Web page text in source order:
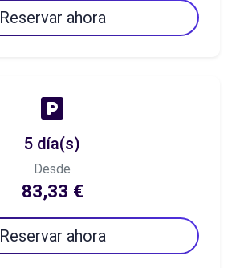
Reservar ahora
5 día(s)
Desde
83,33 €
Reservar ahora